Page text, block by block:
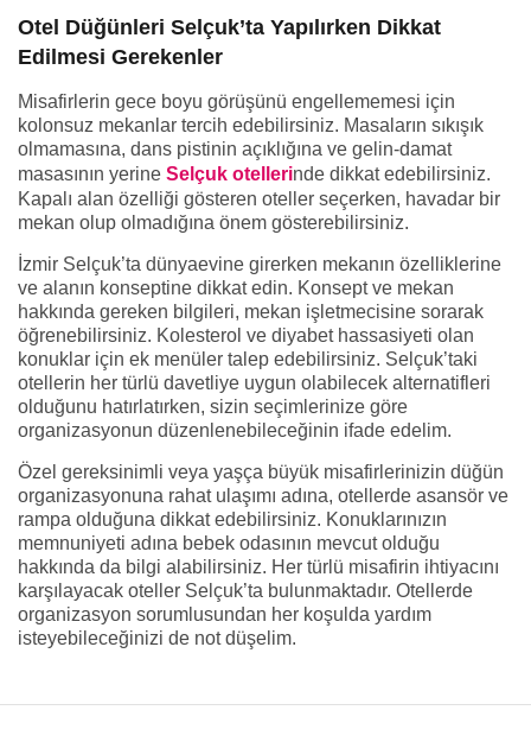
Otel Düğünleri Selçuk’ta Yapılırken Dikkat
Edilmesi Gerekenler
Misafirlerin gece boyu görüşünü engellememesi için
kolonsuz mekanlar tercih edebilirsiniz. Masaların sıkışık
olmamasına, dans pistinin açıklığına ve gelin-damat
masasının yerine Selçuk otellerinde dikkat edebilirsiniz.
Kapalı alan özelliği gösteren oteller seçerken, havadar bir
mekan olup olmadığına önem gösterebilirsiniz.
İzmir Selçuk’ta dünyaevine girerken mekanın özelliklerine
ve alanın konseptine dikkat edin. Konsept ve mekan
hakkında gereken bilgileri, mekan işletmecisine sorarak
öğrenebilirsiniz. Kolesterol ve diyabet hassasiyeti olan
konuklar için ek menüler talep edebilirsiniz. Selçuk’taki
otellerin her türlü davetliye uygun olabilecek alternatifleri
olduğunu hatırlatırken, sizin seçimlerinize göre
organizasyonun düzenlenebileceğinin ifade edelim.
Özel gereksinimli veya yaşça büyük misafirlerinizin düğün
organizasyonuna rahat ulaşımı adına, otellerde asansör ve
rampa olduğuna dikkat edebilirsiniz. Konuklarınızın
memnuniyeti adına bebek odasının mevcut olduğu
hakkında da bilgi alabilirsiniz. Her türlü misafirin ihtiyacını
karşılayacak oteller Selçuk’ta bulunmaktadır. Otellerde
organizasyon sorumlusundan her koşulda yardım
isteyebileceğinizi de not düşelim.